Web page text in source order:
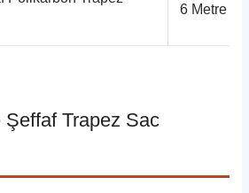
6 Metre
Trapez Sac